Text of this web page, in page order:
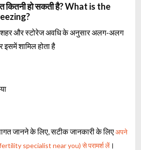
कितनी हो सकती है? What is the
और स्टोरेज अवधि के अनुसार अलग-अलग
शामिल होता है
जानने के लिए, सटीक जानकारी के लिएअपने
specialist near you) से परामर्श लें।